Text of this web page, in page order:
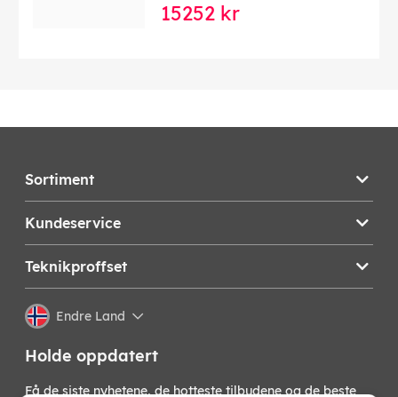
Justerbar dispenser etter koppstørrelse: Ja
Kapasitet vanntank: 1,8 l
Produktets vekt: 9,4 kg
Denne teksten er automatisk oversatt, og det kan
8004399021365
EAN:
15252 kr
Sortiment
Kundeservice
Teknikproffset
Endre Land
Holde oppdatert
Få de siste nyhetene, de hotteste tilbudene og de beste